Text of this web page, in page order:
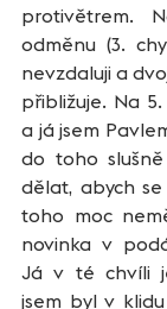
protivětrem.
odměnu (3.
nevzdaluji a
přibližuje. Na
a já jsem
do toho
dělat, abych
toho moc
novinka v
Já v té chvíli
jsem byl v